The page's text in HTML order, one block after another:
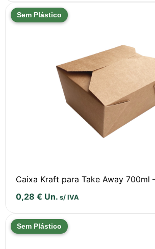
Sem Plástico
Caixa Kraft para Take Away 700ml
0,28 € Un. s/ IVA
Sem Plástico